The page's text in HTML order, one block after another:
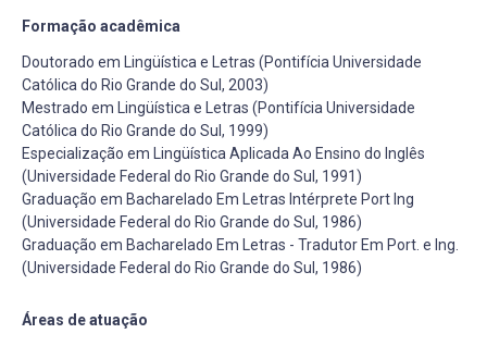
Formação acadêmica
Doutorado em Lingüística e Letras (Pontifícia Universidade
Católica do Rio Grande do Sul, 2003)
Mestrado em Lingüística e Letras (Pontifícia Universidade
Católica do Rio Grande do Sul, 1999)
Especialização em Lingüística Aplicada Ao Ensino do Inglês
(Universidade Federal do Rio Grande do Sul, 1991)
Graduação em Bacharelado Em Letras Intérprete Port Ing
(Universidade Federal do Rio Grande do Sul, 1986)
Graduação em Bacharelado Em Letras - Tradutor Em Port. e Ing.
(Universidade Federal do Rio Grande do Sul, 1986)
Áreas de atuação